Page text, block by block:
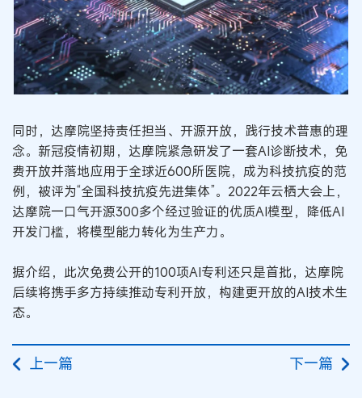
同时，达摩院坚持责任担当、开源开放，践行技术普惠的理
念。新冠疫情初期，达摩院紧急研发了一套AI诊断技术，免
费开放并落地应用于全球近600所医院，成为科技抗疫的范
例，被评为“全国科技抗疫先进集体”。2022年云栖大会上，
达摩院一口气开源300多个经过验证的优质AI模型，降低AI
开发门槛，将模型能力转化为生产力。
据介绍，此次免费公开的100项AI专利还只是首批，达摩院
后续将携手多方持续推动专利开放，构建更开放的AI技术生
态。
上一篇 下一篇